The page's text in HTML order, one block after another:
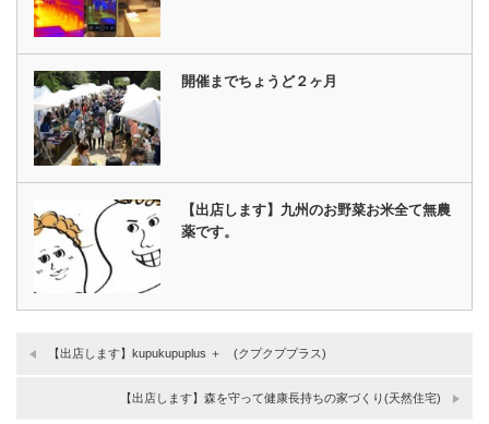
開催までちょうど２ヶ月
【出店します】九州のお野菜お米全て無農
薬です。
【出店します】kupukupuplus ＋ (クプクププラス)
【出店します】森を守って健康長持ちの家づくり(天然住宅)